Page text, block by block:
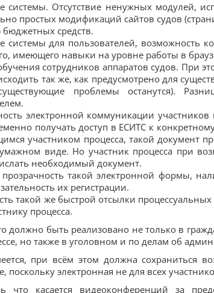
системы. Отсутствие ненужных модулей,
простых модификаций сайтов судов
средств.
системы для пользователей, возможность
имеющего навыки на уровне работы в
сотрудников аппаратов судов. При
так же, как предусмотрено для
проблемы останутся).
электронной коммуникации участников
получать доступ в ЕСИТС к
участником процесса, такой документ
виде. Но участник процесса при
необходимый документ.
такой электронной формы,
их регистрации.
такой же быстрой отсылки
процесса.
должно быть реализовано не только в
но также в уголовном и по делам об
при всём этом должна сохраниться
поскольку электронная не для всех
что касается видеоконференций за